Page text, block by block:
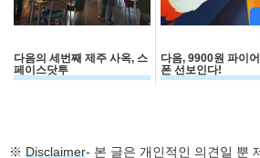
다음의 세번째 제주 사옥, 스
페이스닷투
다음, 9900원 파이
폰 선보인다!
※ Disclaimer- 본 글은 개인적인 의견일 뿐